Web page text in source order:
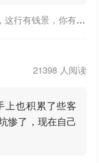
老哥，你情况与2年前的我很相似，现在也转推广，这行有钱景，你有基础上手会比较快，不必担心。至于学竞价还是信息流哪个好，我是信息流广告入手，现在迷上靠谱推关注大神们的营销推广干货。有空你也可多泡下这站，真能学到不少东西；希望可以帮到你！
21398 人阅读
上也积累了些客
惨了，现在自己